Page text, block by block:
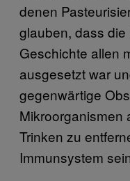
denen
glauben, dass
Geschichte allen
ausgesetzt war
gegenwärtige
Mikroorganismen
Trinken zu
Immunsystem